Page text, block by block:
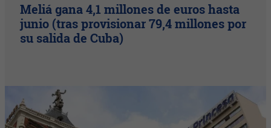
Meliá gana 4,1 millones de euros hasta
junio (tras provisionar 79,4 millones por
su salida de Cuba)